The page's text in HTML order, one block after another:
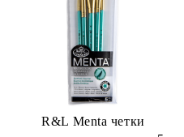
R&L Menta четки